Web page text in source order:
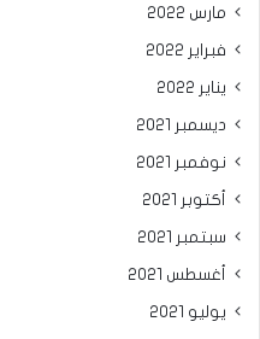
مارس 2022
فبراير 2022
يناير 2022
ديسمبر 2021
نوفمبر 2021
أكتوبر 2021
سبتمبر 2021
أغسطس 2021
يوليو 2021